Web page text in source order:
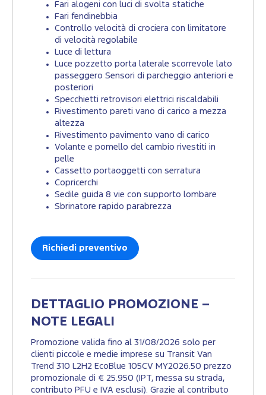
Fari alogeni con luci di svolta statiche
Fari fendinebbia
Controllo velocità di crociera con limitatore
di velocità regolabile
Luce di lettura
Luce pozzetto porta laterale scorrevole lato
passeggero Sensori di parcheggio anteriori e
posteriori
Specchietti retrovisori elettrici riscaldabili
Rivestimento pareti vano di carico a mezza
altezza
Rivestimento pavimento vano di carico
Volante e pomello del cambio rivestiti in
pelle
Cassetto portaoggetti con serratura
Copricerchi
Sedile guida 8 vie con supporto lombare
Sbrinatore rapido parabrezza
Richiedi preventivo
DETTAGLIO PROMOZIONE –
NOTE LEGALI
Promozione valida fino al 31/08/2026 solo per
clienti piccole e medie imprese su Transit Van
Trend 310 L2H2 EcoBlue 105CV MY2026.50 prezzo
promozionale di € 25.950 (IPT, messa su strada,
contributo PFU e IVA esclusi). Grazie al contributo